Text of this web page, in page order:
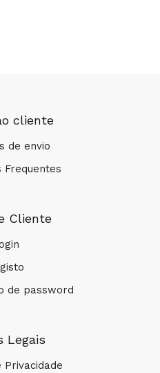
cliente
de envio
Frequentes
Cliente
de password
Legais
Privacidade